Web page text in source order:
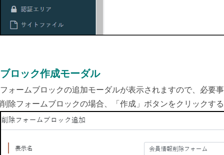
ブロック作成モーダル
フォームブロックの追加モーダルが表示されますので、必要
削除フォームブロックの場合、「作成」ボタンをクリックす